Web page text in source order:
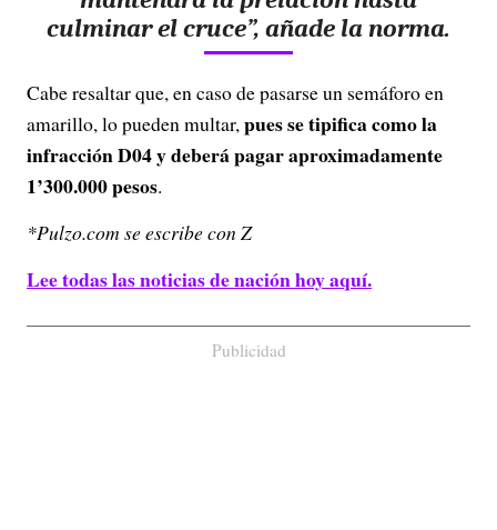
culminar el cruce”, añade la norma.
Cabe resaltar que, en caso de pasarse un semáforo en
amarillo, lo pueden multar,pues se tipifica como la
infracción D04 y deberá pagar aproximadamente
1’300.000 pesos.
*Pulzo.com se escribe con Z
Lee todas las noticias de nación hoy aquí.
Publicidad